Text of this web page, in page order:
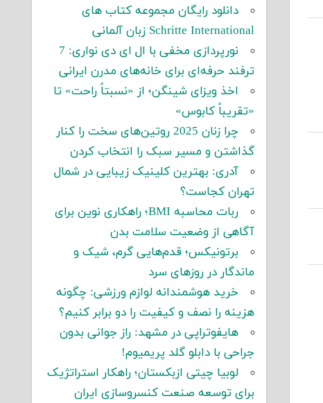
دانلود رایگان مجموعه کتاب های
Schritte International زبان آلمانی
نورپردازی مخفی با ال ای دی نواری: 7
ترفند حرفه‌ای برای خانه‌های مدرن ایرانی
اخذ ویزای شینگن؛ از «نسبتاً راحت» تا
«تقریباً کابوس»
چرا زنان 2025 روتین‌های سخت را کنار
گذاشتن و مسیر سبک را انتخاب کردن
آدری: بهترین کلینیک زیبایی در شمال
تهران کجاست؟
ربات محاسبه BMI؛ راهکاری نوین برای
آگاهی از وضعیت سلامت بدن
برتونیکس؛ قدم‌هایی گرم، شیک و
ماندگار در روزهای سرد
خرید هوشمندانه لوازم ورزشی: چگونه
هزینه را نصف و کیفیت را دو برابر کنیم؟
هایفوتراپی در مشهد: راز جوانی بدون
جراحی با دابلو گلد پریمیوم!
لوبیا چیتی ازبکستان؛ راهکار استراتژیک
برای توسعه صنعت کنسروسازی ایران